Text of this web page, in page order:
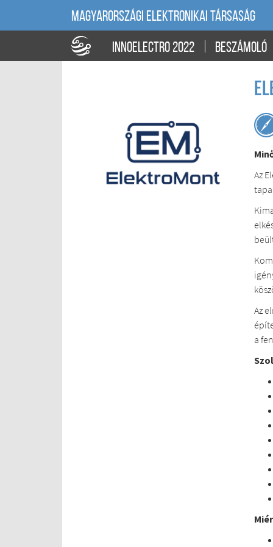
MAGYARORSZÁGI ELEKTRONIKAI TÁRSASÁG
INNOELECTRO 2022 BESZÁMOLÓ
Az
Az
a